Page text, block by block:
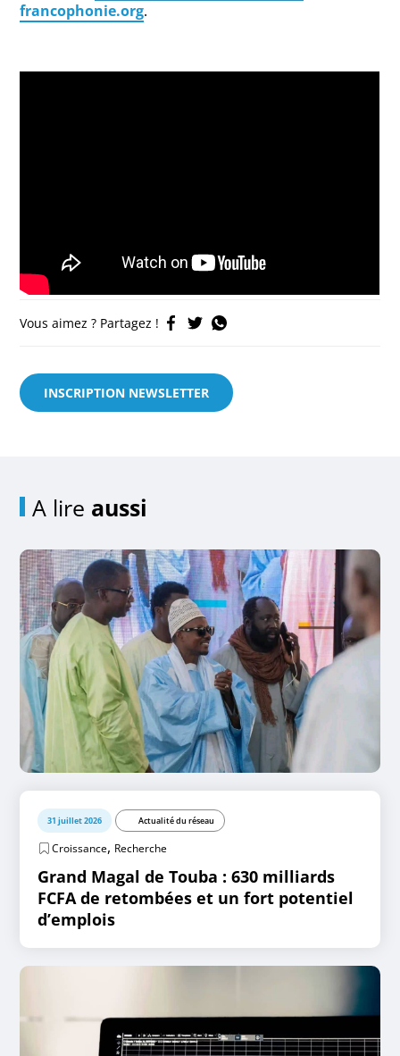
francophonie.org.
Vous aimez ? Partagez !
INSCRIPTION NEWSLETTER
A lire aussi
31 juillet 2026 Actualité du réseau
Croissance, Recherche
Grand Magal de Touba : 630 milliards
FCFA de retombées et un fort potentiel
d’emplois